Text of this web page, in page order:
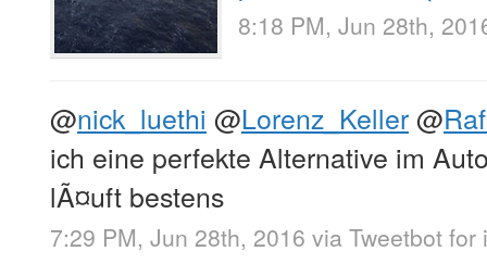
8:18 PM, Jun 28th,
@nick_luethi @Lorenz_Keller@
ich eine perfekte Alternative im
lÃ¤uft bestens
7:29 PM, Jun 28th, 2016 via Tweetbot for